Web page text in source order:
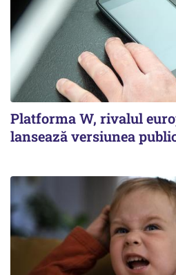
Platforma W, rivalul
lansează versiunea